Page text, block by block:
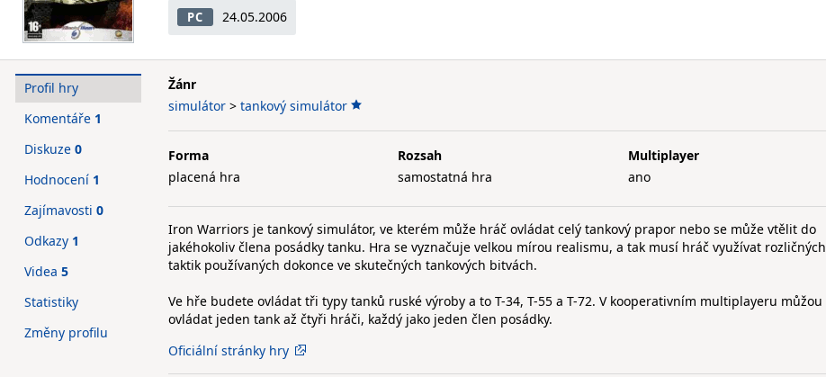
PC 24.05.2006
Žánr
simulátor > tankový simulátor
Forma
placená hra
Rozsah
samostatná hra
Multiplayer
ano
Iron Warriors je tankový simulátor, ve kterém může hráč ovládat celý tankový prapor nebo se může vtělit do
jakéhokoliv člena posádky tanku. Hra se vyznačuje velkou mírou realismu, a tak musí hráč využívat rozličných
taktik používaných dokonce ve skutečných tankových bitvách.
Ve hře budete ovládat tři typy tanků ruské výroby a to T-34, T-55 a T-72. V kooperativním multiplayeru můžou
ovládat jeden tank až čtyři hráči, každý jako jeden člen posádky.
Oficiální stránky hry
Profil hry
Komentáře 1
Diskuze 0
Hodnocení 1
Zajímavosti 0
Odkazy 1
Videa 5
Statistiky
Změny profilu